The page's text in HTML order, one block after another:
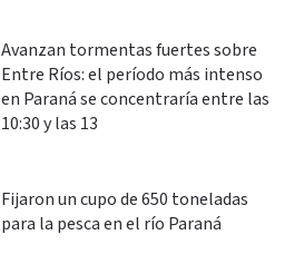
Avanzan tormentas fuertes sobre
Entre Ríos: el período más intenso
en Paraná se concentraría entre las
10:30 y las 13
Fijaron un cupo de 650 toneladas
para la pesca en el río Paraná